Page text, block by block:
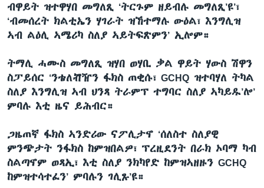
ብዋይት ዝተዋሃበ መግለጺ ‘ትርጉም ዘይብሉ መግለጺ’ዩ’፣
‘ብመሰረት ክልቲኤን ሃገራት ዝኸተማሉ ውዕል፣ እንግሊዝ
ኣብ ልዕሊ ኣሜሪካ ስለያ ኣይትፍጽምን’ ኢሎም።
ትማሊ ሓሙስ መግለጺ ዝሃበ ወሃቢ ቃል ዋይት ሃውስ ሽዋን
ስፓይሰር ‘ንቴለቭዥን ፋክስ ጠቂሱ፣ GCHQ ዝተባሃለ ትካል
ስለያ እንግሊዝ ኣብ ህንጻ ትራምፕ ተግባር ስለያ ኣካይዱ’ሎ’
ምባሉ እቲ ዜና ይሕብር።
ጋዜጠኛ ፋክስ ኣንድሪው ናፖሊታኖ ‘ሰለስተ ስለያዊ
ምንጭታት ንፋክስ ከምዝበልዎ፣ ፕረዚደንት በራክ ኦባማ ካብ
ስልጣኖም ወጻኢ፣ እቲ ስለያ ንክካየድ ከምዝኣዘዙን GCHQ
ከምዝተሳተፈን’ ምባሉን ገሊጹ’ዩ።